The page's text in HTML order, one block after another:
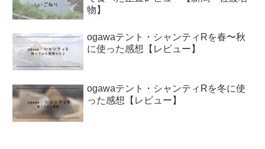
物】
ogawaテント・シャンティRを春〜秋
に使った感想【レビュー】
ogawaテント・シャンティRを冬に使
った感想【レビュー】